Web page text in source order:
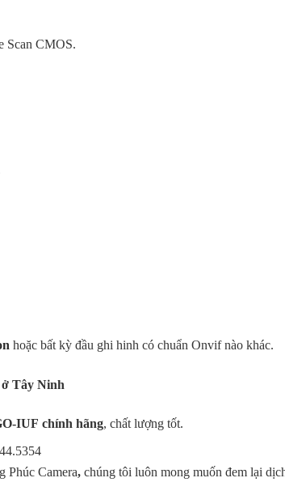
Scan CMOS.
hoặc bất kỳ đầu ghi hinh có chuẩn Onvif nào khác.
Tây Ninh
IUF chính hãng, chất lượng tốt.
Phúc Camera, chúng tôi luôn mong muốn đem lại